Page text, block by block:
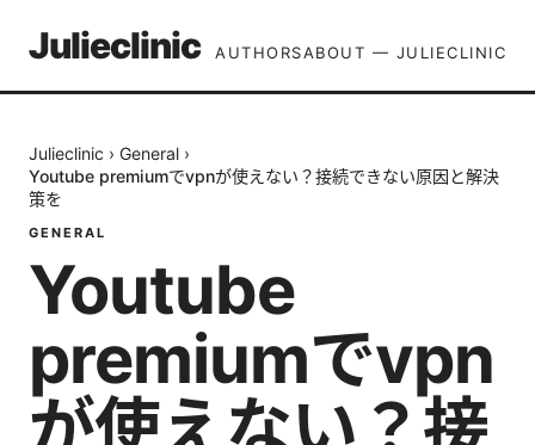
Julieclinic AUTHORSABOUT — JULIECLINIC
Julieclinic › General ›
Youtube premiumでvpnが使えない？接続できない原因と解決
策を
GENERAL
Youtube
premiumでvpn
が使えない？接